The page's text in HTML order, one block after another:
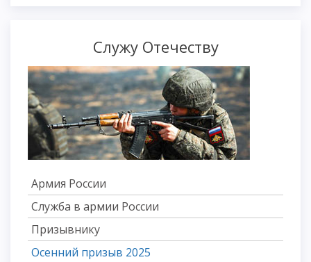
Служу Отечеству
Армия России
Служба в армии России
Призывнику
Осенний призыв 2025